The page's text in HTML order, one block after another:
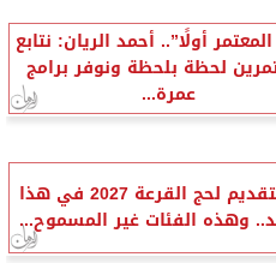
أولًا”.. أحمد الريان: نتابع
لحظة بلحظة ونوفر برامج
عمرة...
بدء التقديم لحج القرعة 2027 في هذا
وهذه الفئات غير المسموح...